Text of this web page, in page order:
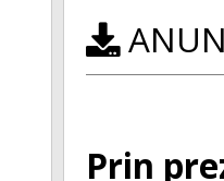
Prin